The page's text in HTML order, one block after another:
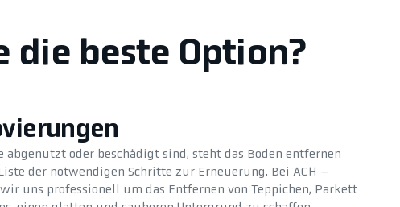
die beste Option?
abgenutzt oder beschädigt sind, steht das Boden entfernen
der notwendigen Schritte zur Erneuerung. Bei ACH –
uns professionell um das Entfernen von Teppichen, Parkett